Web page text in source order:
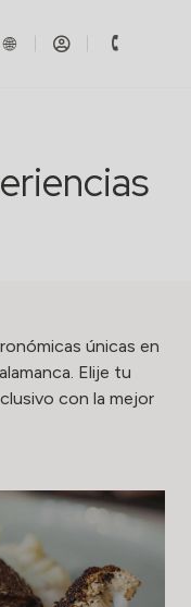
únicas en
Elije tu
con la mejor